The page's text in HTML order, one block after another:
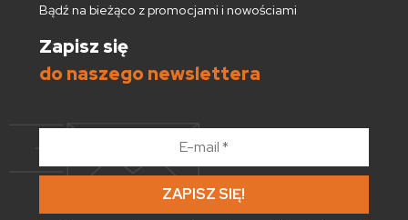
Bądź na bieżąco z promocjami i nowościami
Zapisz się
do naszego newslettera
*